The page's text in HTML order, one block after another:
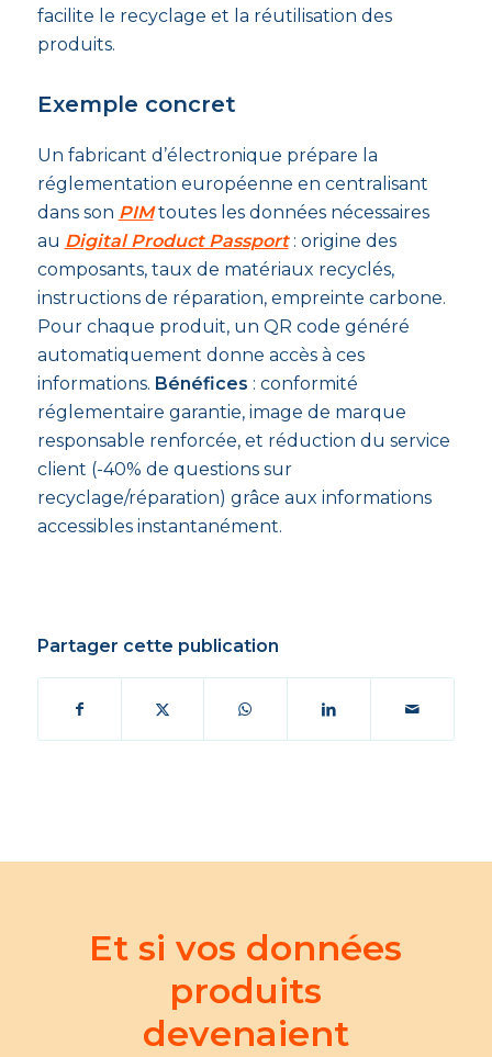
facilite le recyclage et la réutilisation des
produits.
Exemple concret
Un fabricant d’électronique prépare la
réglementation européenne en centralisant
dans son PIMtoutes les données nécessaires
au Digital Product Passport: origine des
composants, taux de matériaux recyclés,
instructions de réparation, empreinte carbone.
Pour chaque produit, un QR code généré
automatiquement donne accès à ces
informations. Bénéfices : conformité
réglementaire garantie, image de marque
responsable renforcée, et réduction du service
client (-40% de questions sur
recyclage/réparation) grâce aux informations
accessibles instantanément.
Partager cette publication
Et si vos données
produits
devenaient